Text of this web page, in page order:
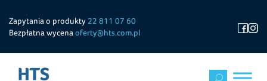
Zapytania o produkty 22 811 07 60
Bezpłatna wycena oferty@hts.com.pl